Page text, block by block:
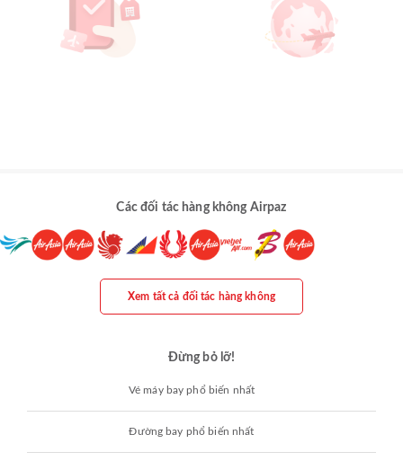
Các đối tác hàng không Airpaz
Xem tất cả đối tác hàng không
Đừng bỏ lỡ!
Vé máy bay phổ biến nhất
Đường bay phổ biến nhất